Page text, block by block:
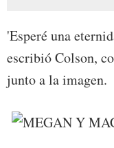
'Esperé una
escribió Colson,
junto a la imagen.